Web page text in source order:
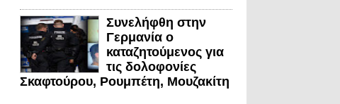
Συνελήφθη στην
Γερμανία ο
καταζητούμενος για
τις δολοφονίες
Σκαφτούρου, Ρουμπέτη, Μουζακίτη